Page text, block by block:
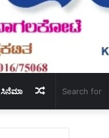
ಸಿನೆಮಾ Random
Article